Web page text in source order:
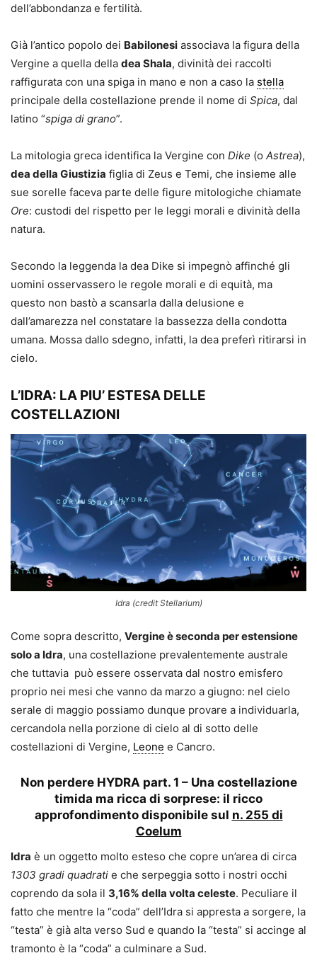
dell’abbondanza e fertilità.
Già l’antico popolo dei Babilonesi associava la figura della
Vergine a quella della dea Shala, divinità dei raccolti
raffigurata con una spiga in mano e non a caso la stella
principale della costellazione prende il nome di Spica, dal
latino “spiga di grano”.
La mitologia greca identifica la Vergine con Dike (o Astrea),
dea della Giustizia figlia di Zeus e Temi, che insieme alle
sue sorelle faceva parte delle figure mitologiche chiamate
Ore: custodi del rispetto per le leggi morali e divinità della
natura.
Secondo la leggenda la dea Dike si impegnò affinché gli
uomini osservassero le regole morali e di equità, ma
questo non bastò a scansarla dalla delusione e
dall’amarezza nel constatare la bassezza della condotta
umana. Mossa dallo sdegno, infatti, la dea preferì ritirarsi in
cielo.
L’IDRA: LA PIU’ ESTESA DELLE
COSTELLAZIONI
Idra (credit Stellarium)
Come sopra descritto, Vergine è seconda per estensione
solo a Idra, una costellazione prevalentemente australe
che tuttavia può essere osservata dal nostro emisfero
proprio nei mesi che vanno da marzo a giugno: nel cielo
serale di maggio possiamo dunque provare a individuarla,
cercandola nella porzione di cielo al di sotto delle
costellazioni di Vergine, Leone e Cancro.
Non perdere HYDRA part. 1 – Una costellazione
timida ma ricca di sorprese: il ricco
approfondimento disponibile sul n. 255 di
Coelum
Idra è un oggetto molto esteso che copre un’area di circa
1303 gradi quadrati e che serpeggia sotto i nostri occhi
coprendo da sola il 3,16% della volta celeste. Peculiare il
fatto che mentre la “coda” dell’Idra si appresta a sorgere, la
“testa” è già alta verso Sud e quando la “testa” si accinge al
tramonto è la “coda” a culminare a Sud.